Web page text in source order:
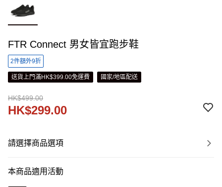
FTR Connect 男女皆宜跑步鞋
2件額外9折
送貨上門滿HK$399.00免運費 國家/地區配送
HK$499.00
HK$299.00
請選擇商品選項
本商品適用活動